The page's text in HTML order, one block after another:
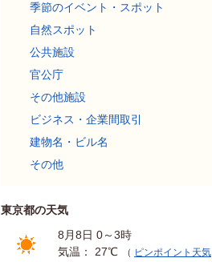
季節のイベント・スポット
自然スポット
公共施設
官公庁
その他施設
ビジネス・企業間取引
建物名・ビル名
その他
東京都の天気
8月8日 0～3時
気温： 27℃
（ ピンポイント天気